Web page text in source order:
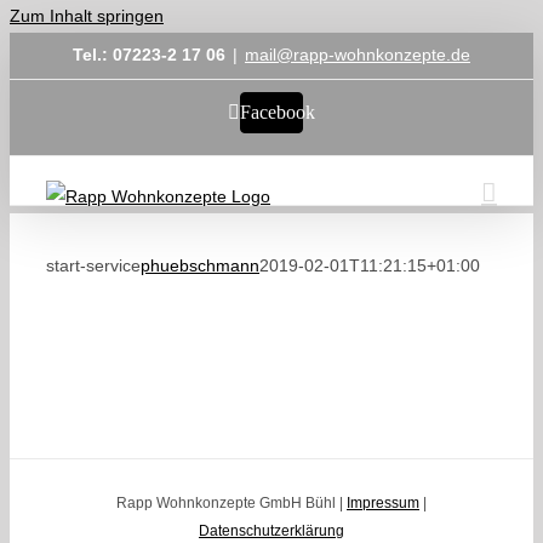
Zum Inhalt springen
Tel.: 07223-2 17 06 | mail@rapp-wohnkonzepte.de
Facebook
start-servicephuebschmann2019-02-01T11:21:15+01:00
Rapp Wohnkonzepte GmbH Bühl | Impressum |
Datenschutzerklärung